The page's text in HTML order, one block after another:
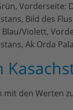
Vorderseite:
Bild des
Blau/Violett,
Ak Orda
den Werten